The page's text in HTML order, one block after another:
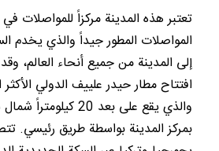
تعتبر هذه المدينة مركزاً للمواصلات في
المواصلات المطور جيداً والذي يخدم
افتتاح مطار حيدر علييف الدولي الأكثر
والذي يقع على بعد 20
بمركز المدينة بواسطة طريق رئيسي.